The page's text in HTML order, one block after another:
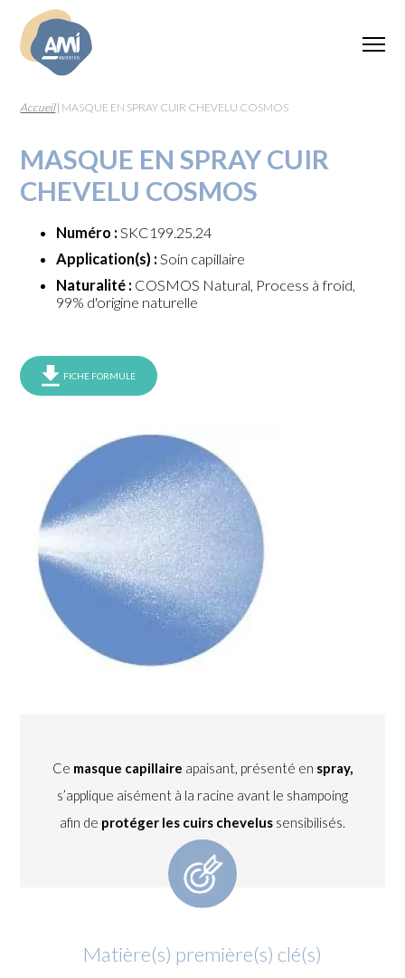
Accueil| MASQUE EN SPRAY CUIR CHEVELU COSMOS
MASQUE EN SPRAY CUIR
CHEVELU COSMOS
Numéro : SKC199.25.24
Application(s) : Soin capillaire
Naturalité : COSMOS Natural, Process à froid,
99% d'origine naturelle
FICHE FORMULE
Ce masque capillaire apaisant, présenté en spray,
s’applique aisément à la racine avant le shampoing
afin de protéger les cuirs chevelus sensibilisés.
Matière(s) première(s) clé(s)